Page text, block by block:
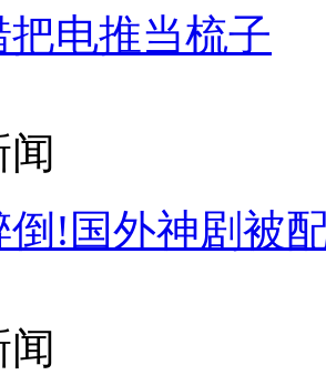
把电推当梳子
倒!国外神剧被